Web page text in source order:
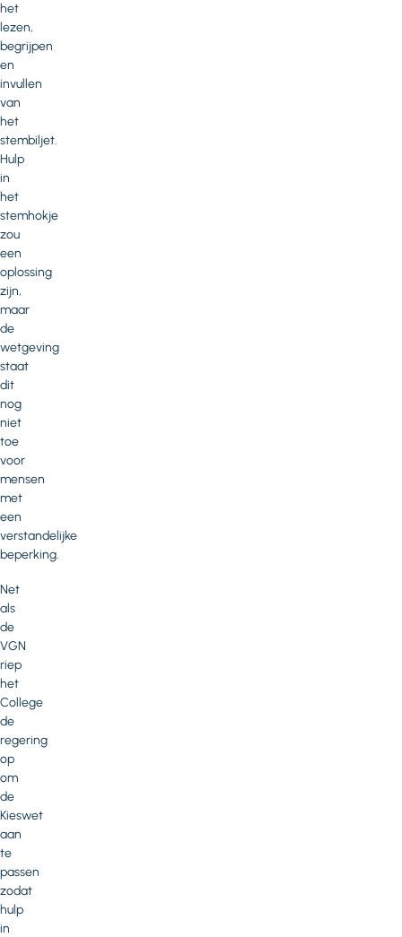
het
lezen,
begrijpen
en
invullen
van
het
stembiljet.
Hulp
in
het
stemhokje
zou
een
oplossing
zijn,
maar
de
wetgeving
staat
dit
nog
niet
toe
voor
mensen
met
een
verstandelijke
beperking.
Net
als
de
VGN
riep
het
College
de
regering
op
om
de
Kieswet
aan
te
passen
zodat
hulp
in